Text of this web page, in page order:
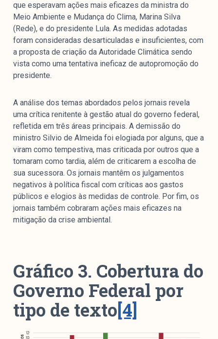
que esperavam ações mais eficazes da ministra do
Meio Ambiente e Mudança do Clima, Marina Silva
(Rede), e do presidente Lula. As medidas adotadas
foram consideradas desarticuladas e insuficientes, com
a proposta de criação da Autoridade Climática sendo
vista como uma tentativa ineficaz de autopromoção do
presidente.
A análise dos temas abordados pelos jornais revela
uma crítica renitente à gestão atual do governo federal,
refletida em três áreas principais. A demissão do
ministro Silvio de Almeida foi elogiada por alguns, que a
viram como tempestiva, mas criticada por outros que a
tomaram como tardia, além de criticarem a escolha de
sua sucessora. Os jornais mantêm os julgamentos
negativos à política fiscal com críticas aos gastos
públicos e elogios às medidas de controle. Por fim, os
jornais também cobraram ações mais eficazes na
mitigação da crise ambiental.
Gráfico 3. Cobertura do
Governo Federal por
tipo de texto[4]